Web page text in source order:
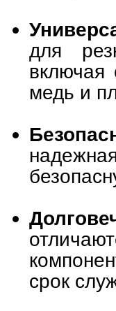
для
медь и
срок